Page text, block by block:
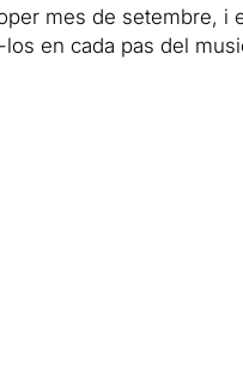
mes de setembre, i
en cada pas del